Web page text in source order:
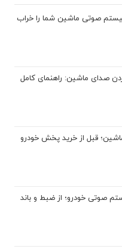
سیستم صوتی ماشین شما را خراب
صدای ماشین: راهنمای کامل
قبل از خرید پخش خودرو
صوتی خودرو؛ از ضبط و باند